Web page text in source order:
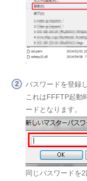
パスワードを登録
これはFFFTP起動
ードとなります。
同じパスワードを2